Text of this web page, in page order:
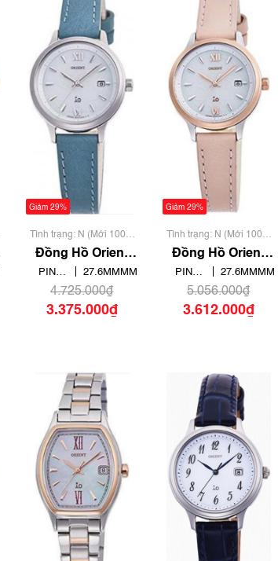
Giảm 29%
Tình trạng: N (Mới 100%
chưa qua sử dụng)
Đồng Hồ Orient
Nữ RN-WG0417S
PIN
SOLAR /
ECO
27.6MMMM
4.725.000₫
3.375.000₫
Giảm 29%
Tình trạng: N (Mới 100%
chưa qua sử dụng)
Đồng Hồ Orient
Nữ RN-WG0416S
PIN
SOLAR /
ECO
27.6MMMM
5.056.000₫
3.612.000₫